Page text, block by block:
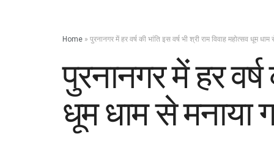
Home » पुरनानगर में हर वर्ष की भांति इस वर्ष भी श्री राम विवाह महोत्सव धूम धाम
पुरनानगर में हर वर्ष
धूम धाम से मनाया